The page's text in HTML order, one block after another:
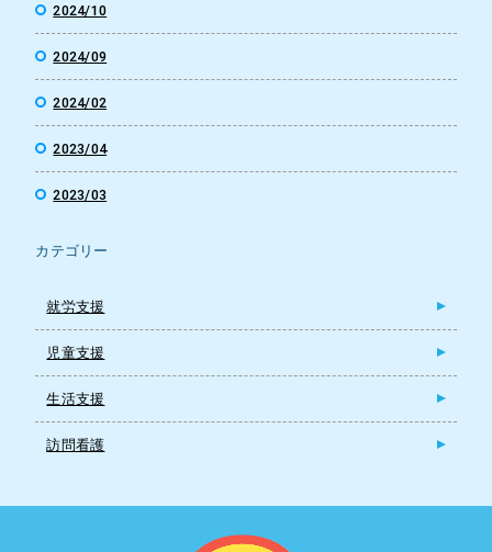
2024/10
2024/09
2024/02
2023/04
2023/03
カテゴリー
就労支援
児童支援
生活支援
訪問看護